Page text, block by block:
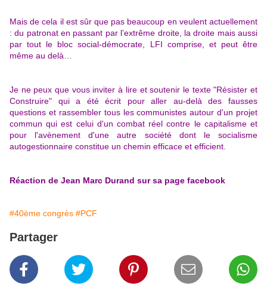
Mais de cela il est sûr que pas beaucoup en veulent actuellement
: du patronat en passant par l’extrême droite, la droite mais aussi
par tout le bloc social-démocrate, LFI comprise, et peut être
même au delà…
Je ne peux que vous inviter à lire et soutenir le texte "Résister et
Construire" qui a été écrit pour aller au-delà des fausses
questions et rassembler tous les communistes autour d'un projet
commun qui est celui d'un combat réel contre le capitalisme et
pour l'avènement d'une autre société dont le socialisme
autogestionnaire constitue un chemin efficace et efficient.
Réaction de Jean Marc Durand sur sa page facebook
#40ème congrès #PCF
Partager